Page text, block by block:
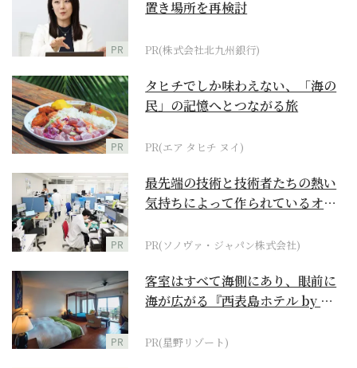
PR
置き場所を再検討
PR(株式会社北九州銀行)
PR
タヒチでしか味わえない、「海の
民」の記憶へとつながる旅
PR(エア タヒチ ヌイ)
PR
最先端の技術と技術者たちの熱い
気持ちによって作られているオー
PR(ソノヴァ・ジャパン株式会社)
PR
客室はすべて海側にあり、眼前に
海が広がる『西表島ホテル by 星
PR(星野リゾート)